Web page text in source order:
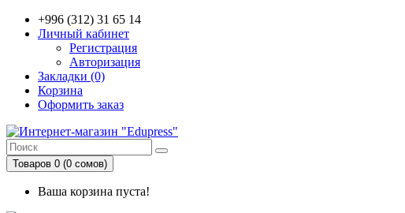
+996 (312) 31 65 14
Личный кабинет
Регистрация
Авторизация
Закладки (0)
Корзина
Оформить заказ
Товаров 0 (0 сомов)
Ваша корзина пуста!